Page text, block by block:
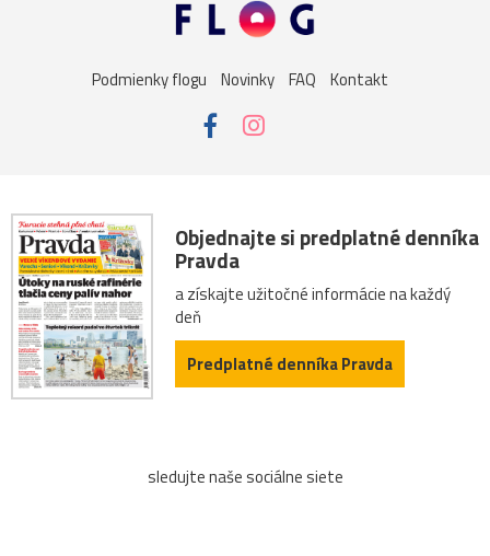
Podmienky flogu Novinky FAQ Kontakt
Objednajte si predplatné denníka
Pravda
a získajte užitočné informácie na každý
deň
Predplatné denníka Pravda
sledujte naše sociálne siete